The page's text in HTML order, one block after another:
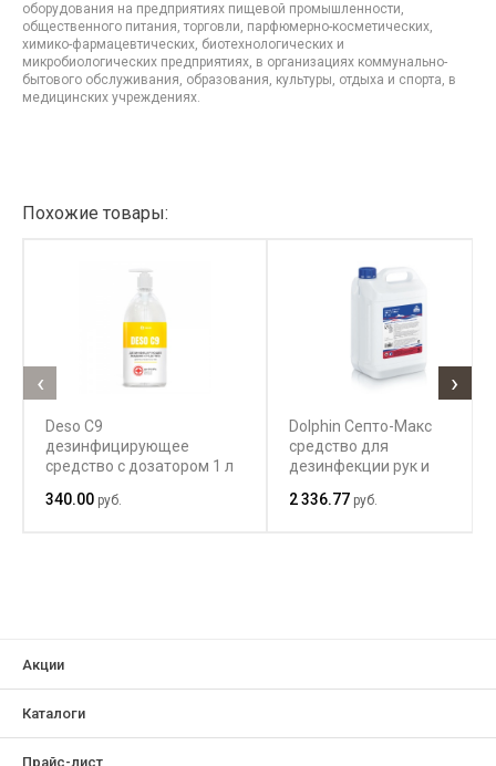
оборудования на предприятиях пищевой промышленности,
общественного питания, торговли, парфюмерно-косметических,
химико-фармацевтических, биотехнологических и
микробиологических предприятиях, в организациях коммунально-
бытового обслуживания, образования, культуры, отдыха и спорта, в
медицинских учреждениях.
Похожие товары:
Deso C9
дезинфицирующее
средство с дозатором 1 л
340.00 руб.
Dolphin Септо-Макс
средство для
дезинфекции рук и
2 336.77 руб.
‹ ›
Акции
Каталоги
Прайс-лист